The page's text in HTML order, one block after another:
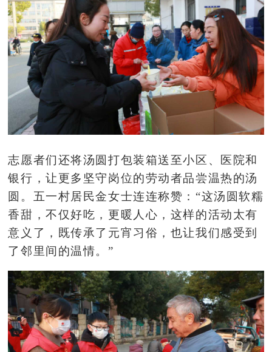
志愿者们还将汤圆打包装箱送至小区、医院和
银行 ，让更多坚守岗位的劳动者品尝温热的汤
圆 。五一村居民金女士连连称赞： “这汤圆软糯
香甜，不仅好吃，更暖人心，这样的活动太有
意义了，既传承了元宵习俗，也让我们感受到
了邻里间的温情。”